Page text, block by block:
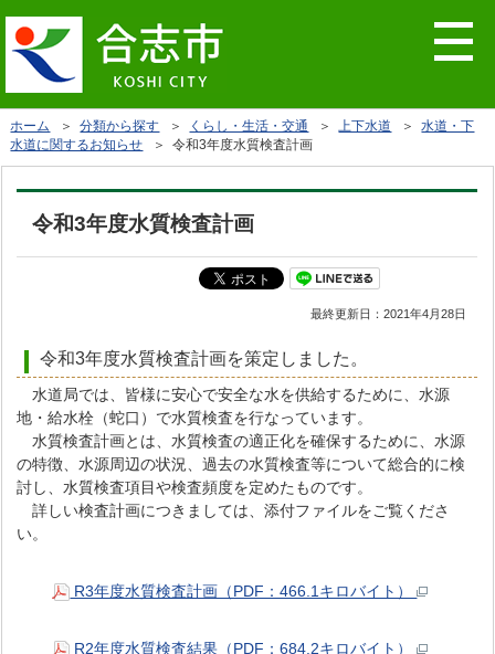
ホーム ＞分類から探す ＞ くらし・生活・交通 ＞上下水道 ＞水道・下
水道に関するお知らせ ＞ 令和3年度水質検査計画
令和3年度水質検査計画
最終更新日：2021年4月28日
令和3年度水質検査計画を策定しました。
水道局では、皆様に安心で安全な水を供給するために、水源
地・給水栓（蛇口）で水質検査を行なっています。
水質検査計画とは、水質検査の適正化を確保するために、水源
の特徴、水源周辺の状況、過去の水質検査等について総合的に検
討し、水質検査項目や検査頻度を定めたものです。
詳しい検査計画につきましては、添付ファイルをご覧くださ
い。
R3年度水質検査計画（PDF：466.1キロバイト）
R2年度水質検査結果（PDF：684.2キロバイト）